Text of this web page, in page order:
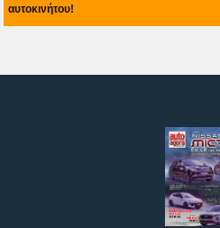
αυτοκινήτου!